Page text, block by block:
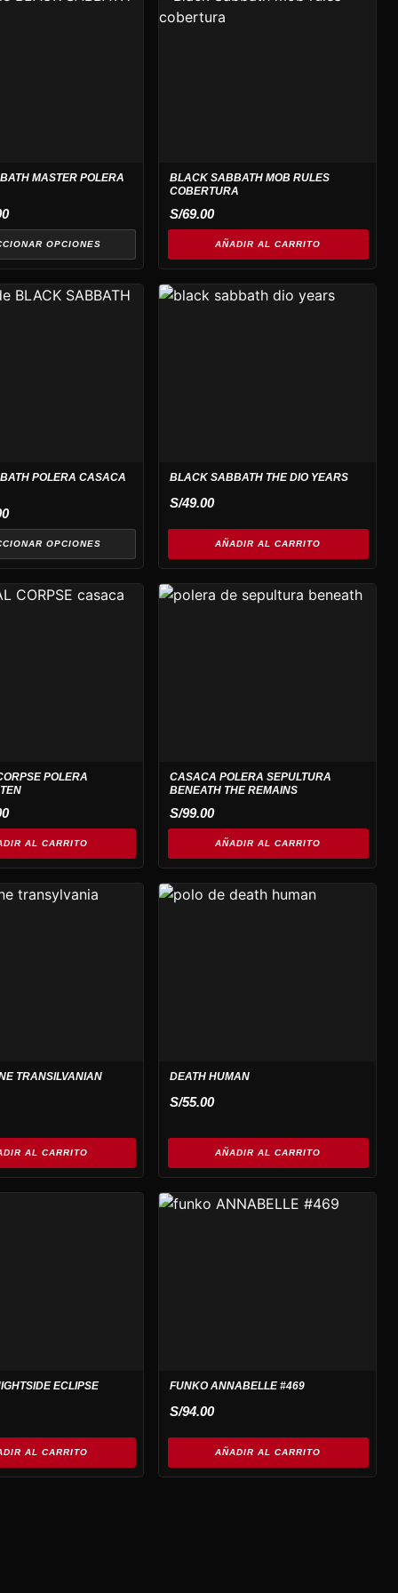
MASTER POLERA
OPCIONES
BLACK SABBATH MOB RULES
COBERTURA
S/69.00
AÑADIR AL CARRITO
POLERA CASACA
OPCIONES
BLACK SABBATH THE DIO YEARS
S/49.00
AÑADIR AL CARRITO
POLERA
AL CARRITO
CASACA POLERA SEPULTURA
BENEATH THE REMAINS
S/99.00
AÑADIR AL CARRITO
TRANSILVANIAN
AL CARRITO
DEATH HUMAN
S/55.00
AÑADIR AL CARRITO
ECLIPSE
AL CARRITO
FUNKO ANNABELLE #469
S/94.00
AÑADIR AL CARRITO